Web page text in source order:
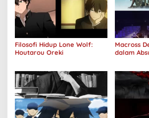
Filosofi Hidup Lone Wolf:
Houtarou Oreki
Macross
dalam